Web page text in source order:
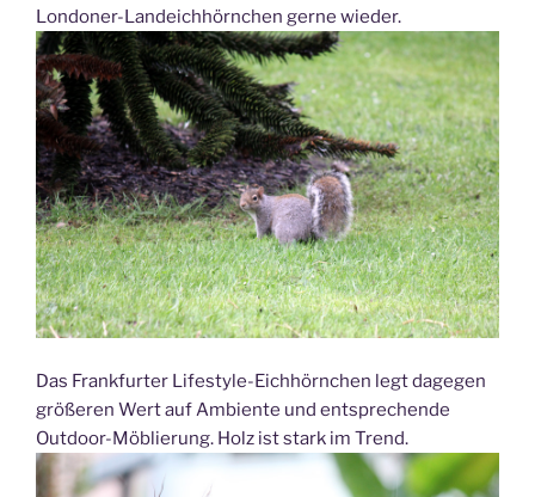
Londoner-Landeichhörnchen gerne wieder.
Das Frankfurter Lifestyle-Eichhörnchen legt dagegen
größeren Wert auf Ambiente und entsprechende
Outdoor-Möblierung. Holz ist stark im Trend.